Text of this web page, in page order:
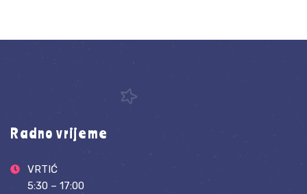
Radno vrijeme
VRTIĆ
5:30 – 17:00